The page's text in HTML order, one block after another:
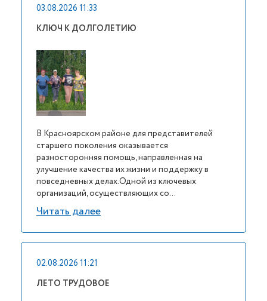
03.08.2026 11:33
КЛЮЧ К ДОЛГОЛЕТИЮ
В Красноярском районе для представителей
старшего поколения оказывается
разносторонняя помощь, направленная на
улучшение качества их жизни и поддержку в
повседневных делах.Одной из ключевых
организаций, осуществляющих со...
Читать далее
02.08.2026 11:21
ЛЕТО ТРУДОВОЕ